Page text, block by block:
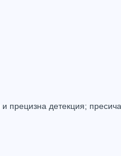
и прецизна детекция;